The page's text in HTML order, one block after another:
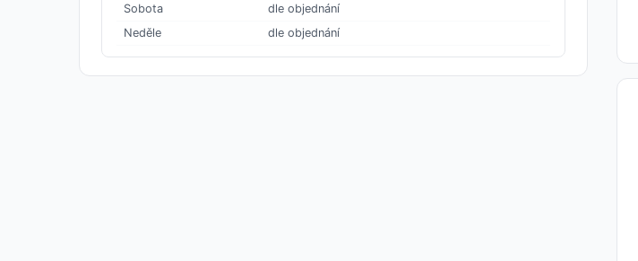
Sobota
dle objednání
Neděle
dle objednání